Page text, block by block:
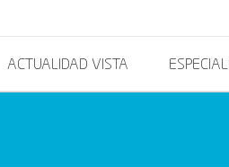
ACTUALIDAD VISTA